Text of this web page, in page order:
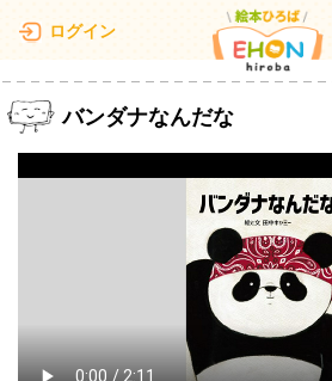
ログイン
バンダナなんだな